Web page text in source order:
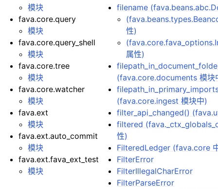
模块
fava.core.query
模块
fava.core.query_shell
模块
fava.core.tree
模块
fava.core.watcher
模块
fava.ext
模块
fava.ext.auto_commit
模块
fava.ext.fava_ext_test
模块
filename
性)
属性)
(fava.core.documents 模块
(fava.core.ingest 模块中)
filter_api_changed()
filtered
性)
FilteredLedger (fava.core
FilterError
FilterIllegalCharError
FilterParseError